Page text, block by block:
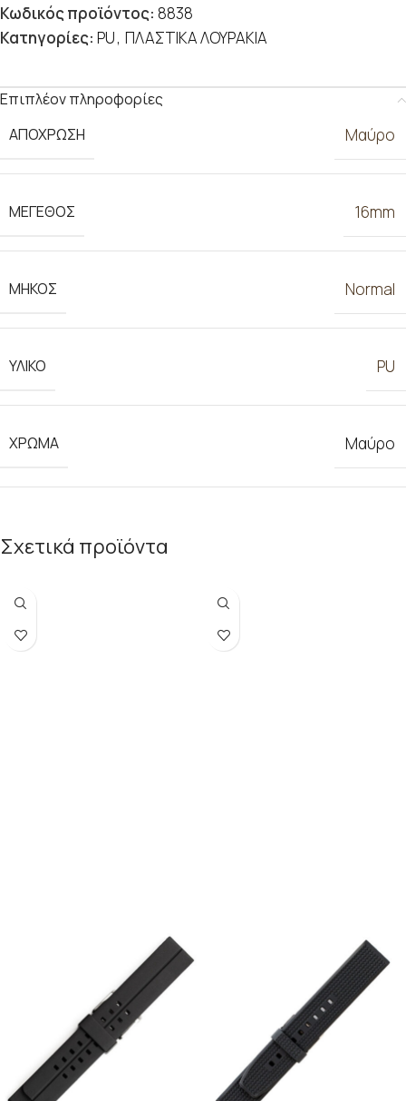
Κωδικός προϊόντος: 8838
Κατηγορίες: PU, ΠΛΑΣΤΙΚΑ ΛΟΥΡΑΚΙΑ
Επιπλέον πληροφορίες
ΑΠΟΧΡΩΣΗ
Μαύρο
ΜΕΓΕΘΟΣ 16mm
ΜΗΚΟΣ Normal
ΥΛΙΚΟ PU
ΧΡΩΜΑ Μαύρο
Σχετικά προϊόντα